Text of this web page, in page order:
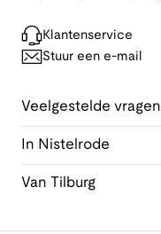
Klantenservice
Stuur een e-mail
Veelgestelde vragen
In Nistelrode
Van Tilburg